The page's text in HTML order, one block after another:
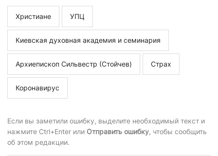
Христиане УПЦ
Киевская духовная академия и семинария
Архиепископ Сильвестр (Стойчев) Страх
Коронавирус
Если вы заметили ошибку, выделите необходимый текст и
нажмите Ctrl+Enter или Отправить ошибку, чтобы сообщить
об этом редакции.